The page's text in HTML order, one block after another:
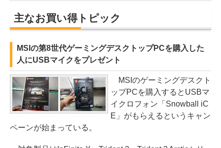
主なお買い得トピック
MSIの第8世代ゲーミングデスクトップPCを購入した
人にUSBマイクをプレゼント
MSIのゲーミングデスクト
ップPCを購入するとUSBマ
イクロフォン「Snowball iC
E」がもらえるというキャン
ペーンが始まっている。